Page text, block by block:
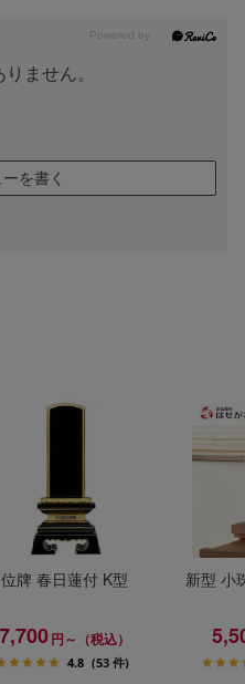
ません。
を書く
位牌 春日蓮付 K型
7,700円～（税込）
4.8 (53 件)
新型 小